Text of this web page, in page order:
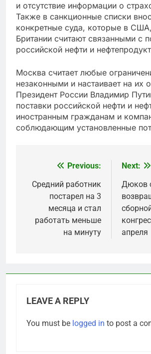
и отсутствие информации о
Также в санкционные списки
конкретные суда, которые в
Британии считают связанными с
российской нефти и
Москва считает любые
незаконными и настаивает на их
Президент России Владимир
поставки российской нефти и
иностранным гражданам и
соблюдающим установленные
navigation
Previous:
Средний работник
постарел на 3
месяца и стал
работать меньше
на минуту
Next:
Дюков
апреля
LEAVE A REPLY
You must be logged in to post a